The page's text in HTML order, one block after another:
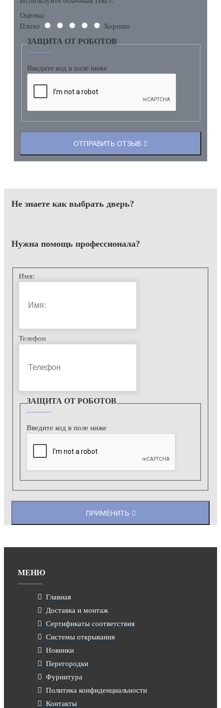
Оценка:
Плохо
Хорошо
ЗАЩИТА ОТ РОБОТОВ
Введите код в поле ниже
ОТПРАВИТЬ ОТЗЫВ
Не знаете как выбрать дверь?
Нужна помощь профессионала?
Имя:
Телефон
ЗАЩИТА ОТ РОБОТОВ
Введите код в поле ниже
ПРИМЕНИТЬ
МЕНЮ
Главная
Доставка и монтаж
Сертификаты соответствия
Системы открывания
Новинки
Перегородки
Фурнитура
Политика конфиденциальности
Контакты